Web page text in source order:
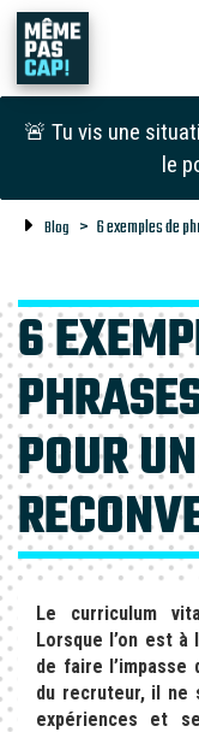
🚨 Tu vis une
le
Blog 6 exemples de
6
POUR
Le curriculum
Lorsque l’on est à
de faire
du recruteur, il ne
expériences et